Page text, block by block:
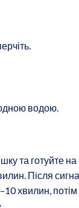
водою.
та готуйте
Після
хвилин,